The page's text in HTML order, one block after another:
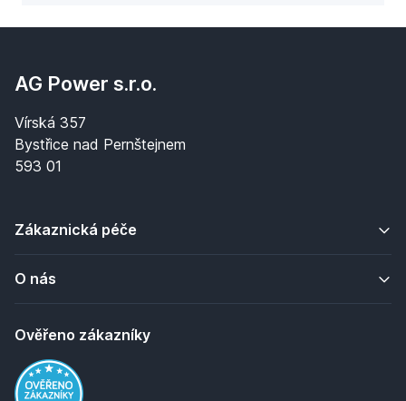
AG Power s.r.o.
Vírská 357
Bystřice nad Pernštejnem
593 01
Zákaznická péče
O nás
Ověřeno zákazníky